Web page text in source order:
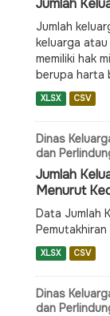
Jumlah
Jumlah
keluarga
memiliki hak
berupa harta
XLSX CSV
Dinas
dan
Jumlah
Menurut
Data Jumlah
XLSX CSV
Dinas
dan